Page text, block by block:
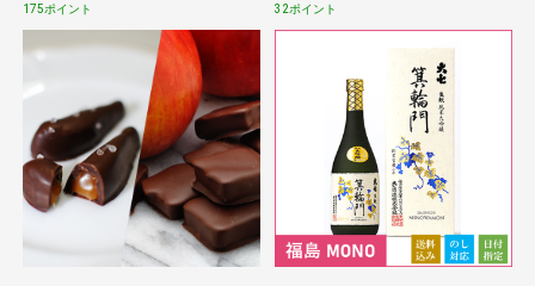
175ポイント 32ポイント